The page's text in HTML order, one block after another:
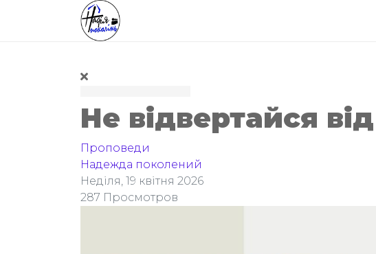
Не відвертайся
Проповеди
Надежда поколений
Неділя, 19 квітня 2026
287 Просмотров